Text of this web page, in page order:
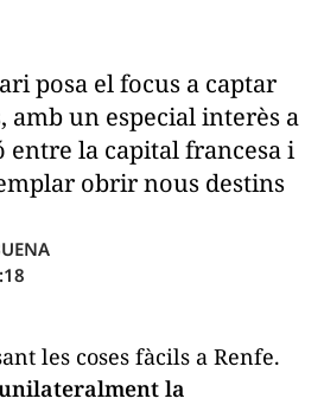
posa el focus a captar
amb un especial interès a
la capital francesa i
obrir nous destins
les coses fàcils a Renfe.
la